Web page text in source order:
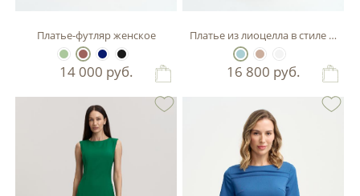
Платье-футляр женское
14 000 руб.
Платье из лиоцелла в стиле бохо
16 800 руб.